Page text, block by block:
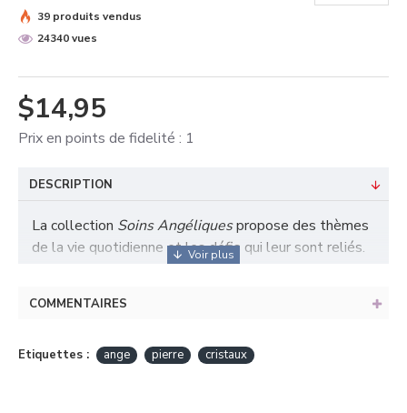
$14,95
Prix en points de fidelité : 1
39 produits vendus
24340 vues
DESCRIPTION
La collection Soins Angéliquespropose des thèmes
de la vie quotidienne et les défis qui leur sont reliés.
Sans remplacer le travail ni l’aide d’un professionnel,
réflexion différentes et surtout fournit des exercices,
et immédiate.
COMMENTAIRES
Etiquettes : ange pierre cristaux